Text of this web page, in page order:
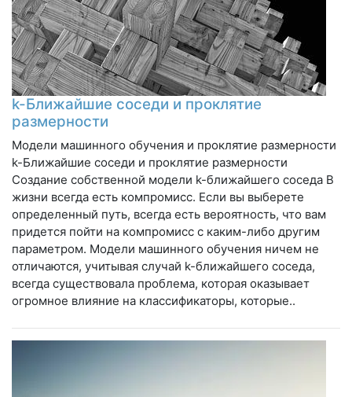
k-Ближайшие соседи и проклятие
размерности
Модели машинного обучения и проклятие размерности
k-Ближайшие соседи и проклятие размерности
Создание собственной модели k-ближайшего соседа В
жизни всегда есть компромисс. Если вы выберете
определенный путь, всегда есть вероятность, что вам
придется пойти на компромисс с каким-либо другим
параметром. Модели машинного обучения ничем не
отличаются, учитывая случай k-ближайшего соседа,
всегда существовала проблема, которая оказывает
огромное влияние на классификаторы, которые..